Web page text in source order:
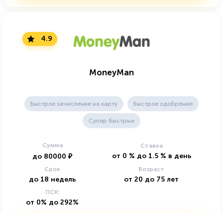
4.9
MoneyMan
Быстрое зачисление на карту Быстрое одобрение
Супер быстрые
Сумма
до 80000 ₽
Ставка
от 0 % до 1.5 % в день
Срок
до 18 недель
Возраст
от 20 до 75 лет
ПСК:
от 0% до 292%